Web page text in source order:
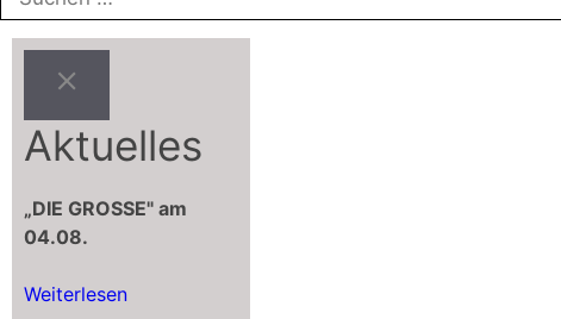
nach:
Aktuelles
„DIE GROSSE" am
04.08.
Weiterlesen